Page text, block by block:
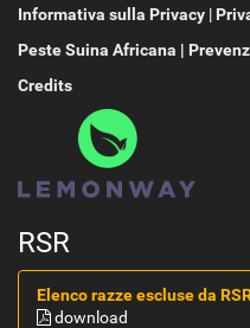
Informativa sulla Privacy |
Peste Suina Africana |
Credits
RSR
Elenco razze escluse da
download